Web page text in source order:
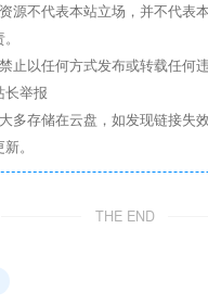
源不代表本站立场，并不代表
止以任何方式发布或转载任何
长举报
多存储在云盘，如发现链接失
。
THE END